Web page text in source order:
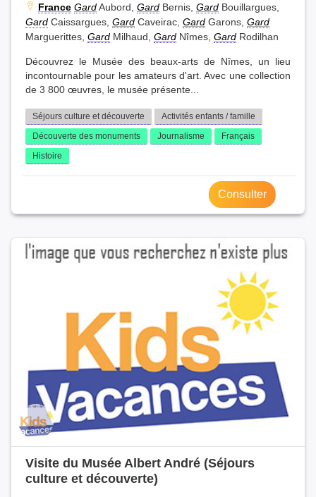
France GardAubord, Gard Bernis, Gard Bouillargues,
Gard Caissargues, Gard Caveirac, Gard Garons, Gard
Marguerittes, Gard Milhaud, Gard Nîmes, Gard Rodilhan
Découvrez le Musée des beaux-arts de Nîmes, un lieu
incontournable pour les amateurs d'art. Avec une collection
de 3 800 œuvres, le musée présente...
Séjours culture et découverte
Activités enfants / famille
Découverte des monuments
Journalisme
Français
Histoire
Consulter
Visite du Musée Albert André (Séjours
culture et découverte)